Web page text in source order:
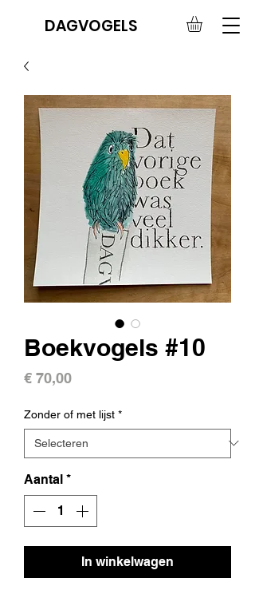
DAGVOGELS
Boekvogels #10
€ 70,00Prijs
Zonder of met lijst *
Aantal *
In winkelwagen